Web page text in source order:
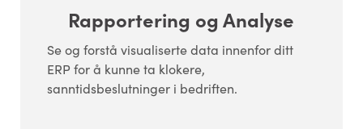
Rapportering og Analyse
Se og forstå visualiserte data innenfor ditt
ERP for å kunne ta klokere,
sanntidsbeslutninger i bedriften.